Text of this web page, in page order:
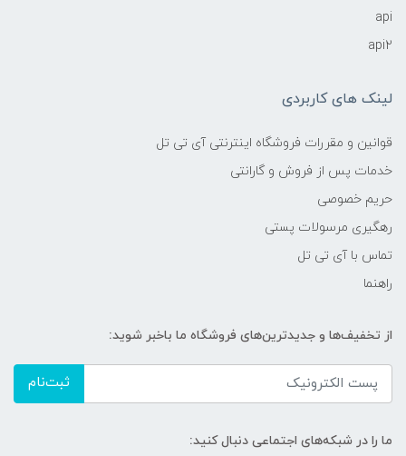
api
api2
لینک های کاربردی
قوانین و مقررات فروشگاه اینترنتی آی تی تل
خدمات پس از فروش و گارانتی
حریم خصوصی
رهگیری مرسولات پستی
تماس با آی تی تل
راهنما
از تخفیف‌ها و جدیدترین‌های فروشگاه ما باخبر شوید:
ثبت‌نام
ما را در شبکه‌های اجتماعی دنبال کنید: